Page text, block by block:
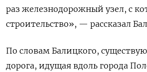
раз железнодорожный узел, с
строительство», — рассказал
По словам Балицкого,
дорога, идущая вдоль города